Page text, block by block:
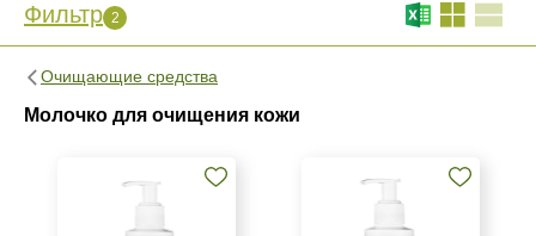
Фильтр 2
Очищающие средства
Молочко для очищения кожи
Фильтр 2 Сброс
KORA Phytocosmetics
Kosmoteros Professionnel (Paris)